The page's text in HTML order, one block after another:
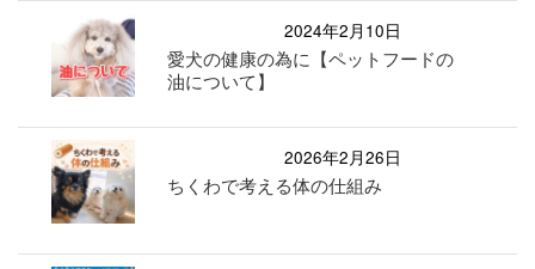
2024年2月10日
愛犬の健康の為に【ペットフードの
油について】
2026年2月26日
ちくわで考える体の仕組み